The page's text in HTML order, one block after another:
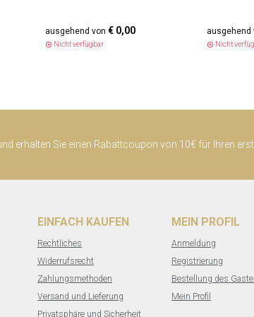
€ 0,00
highlight_off Nicht verfügbar highlight_off Nicht
erhalten Sie einen Rabattcoupon von 10€ für Ihren
EINFACH KAUFEN
Rechtliches
Widerrufsrecht
Zahlungsmethoden
Versand und Lieferung
Privatsphäre und Sicherheit
MEIN PROFIL
Anmeldung
Registrierung
Bestellung des
Mein Profil